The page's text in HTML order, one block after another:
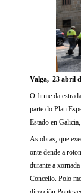
Valga, 23 abril
O firme da
parte do Plan
Estado en
As obras, que
onte dende a
durante a
Concello. Polo